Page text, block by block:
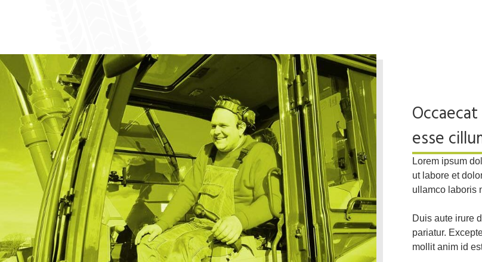
esse
Lorem ipsum
ut labore et
ullamco laboris
Duis aute irure
pariatur.
mollit anim id